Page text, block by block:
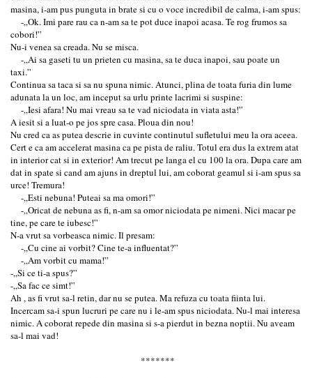
masina, i-am pus punguta in brate si cu o voce incredibil de calma, i-am spus:
-„Ok. Imi pare rau ca n-am sa te pot duce inapoi acasa. Te rog frumos sa
cobori!”
Nu-i venea sa creada. Nu se misca.
-„Ai sa gaseti tu un prieten cu masina, sa te duca inapoi, sau poate un
taxi.”
Continua sa taca si sa nu spuna nimic. Atunci, plina de toata furia din lume
adunata la un loc, am inceput sa urlu printe lacrimi si suspine:
-„Iesi afara! Nu mai vreau sa te vad niciodata in viata asta!”
A iesit si a luat-o pe jos spre casa. Ploua din nou!
Nu cred ca as putea descrie in cuvinte continutul sufletului meu la ora aceea.
Cert e ca am accelerat masina ca pe pista de raliu. Totul era dus la extrem atat
in interior cat si in exterior! Am trecut pe langa el cu 100 la ora. Dupa care am
dat in spate si cand am ajuns in dreptul lui, am coborat geamul si i-am spus sa
urce! Tremura!
-„Esti nebuna! Puteai sa ma omori!”
-„Oricat de nebuna as fi, n-am sa omor niciodata pe nimeni. Nici macar pe
tine, pe care te iubesc!”
N-a vrut sa vorbeasca nimic. Il presam:
-„Cu cine ai vorbit? Cine te-a influentat?”
-„Am vorbit cu mama!”
-„Si ce ti-a spus?”
-„Sa fac ce simt!”
Ah , as fi vrut sa-l retin, dar nu se putea. Ma refuza cu toata fiinta lui.
Incercam sa-i spun lucruri pe care nu i le-am spus niciodata. Nu-l mai interesa
nimic. A coborat repede din masina si s-a pierdut in bezna noptii. Nu aveam
sa-l mai vad!
*******